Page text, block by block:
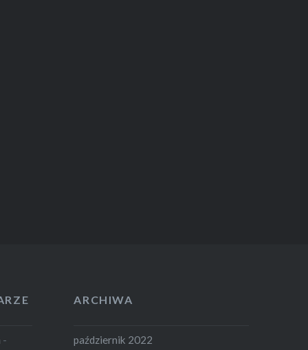
-
ARCHIWA
październik 2022